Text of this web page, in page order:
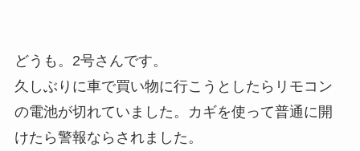
どうも。2号さんです。
久しぶりに車で買い物に行こうとしたらリモコン
の電池が切れていました。カギを使って普通に開
けたら警報ならされました。